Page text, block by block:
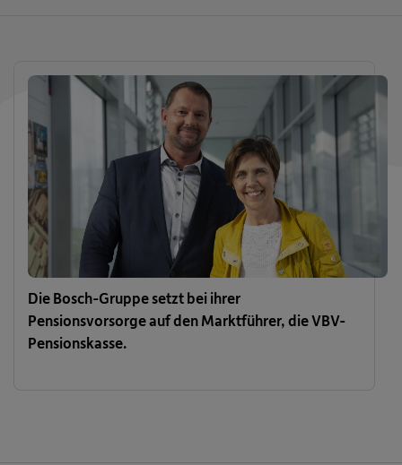
Die Bosch-Gruppe setzt bei ihrer
Pensionsvorsorge auf den Marktführer, die VBV-
Pensionskasse.